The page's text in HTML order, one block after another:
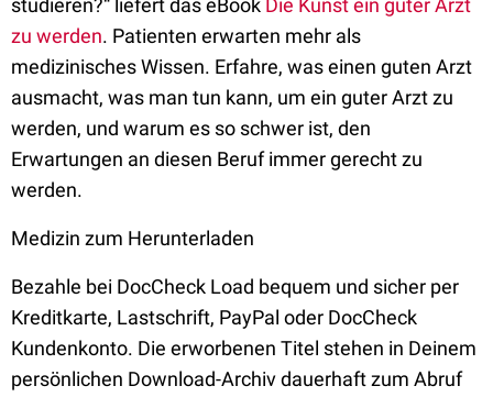
studieren?“ liefert das eBook Die Kunst ein guter Arzt
zu werden. Patienten erwarten mehr als
medizinisches Wissen. Erfahre, was einen guten Arzt
ausmacht, was man tun kann, um ein guter Arzt zu
werden, und warum es so schwer ist, den
Erwartungen an diesen Beruf immer gerecht zu
werden.
Medizin zum Herunterladen
Bezahle bei DocCheck Load bequem und sicher per
Kreditkarte, Lastschrift, PayPal oder DocCheck
Kundenkonto. Die erworbenen Titel stehen in Deinem
persönlichen Download-Archiv dauerhaft zum Abruf